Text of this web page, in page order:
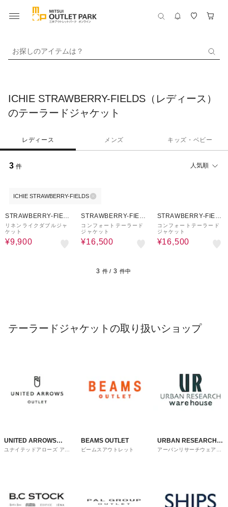
お探しのアイテムは？
ICHIE STRAWBERRY-FIELDS（レディース）
のテーラードジャケット
レディース メンズ キッズ・ベビー
3 件 人気順
ICHIE STRAWBERRY-FIELDS
STRAWBERRY-FIEL
DS
リネンライクダブルジャ
ケット
¥9,900
STRAWBERRY-FIEL
DS
コンフォートテーラード
ジャケット
¥16,500
STRAWBERRY-FIEL
DS
コンフォートテーラード
ジャケット
¥16,500
3 件 / 3 件中
テーラードジャケットの取り扱いショップ
UNITED ARROWS
OUTLET
ユナイテッドアローズ アウ
BEAMS OUTLET
ビームスアウトレット
URBAN RESEARCH
ware house
アーバンリサーチウェアハ